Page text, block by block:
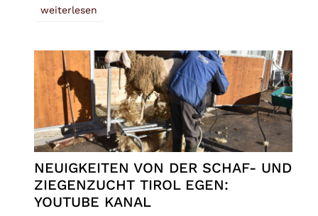
weiterlesen
NEUIGKEITEN VON DER SCHAF- UND
ZIEGENZUCHT TIROL EGEN:
YOUTUBE KANAL